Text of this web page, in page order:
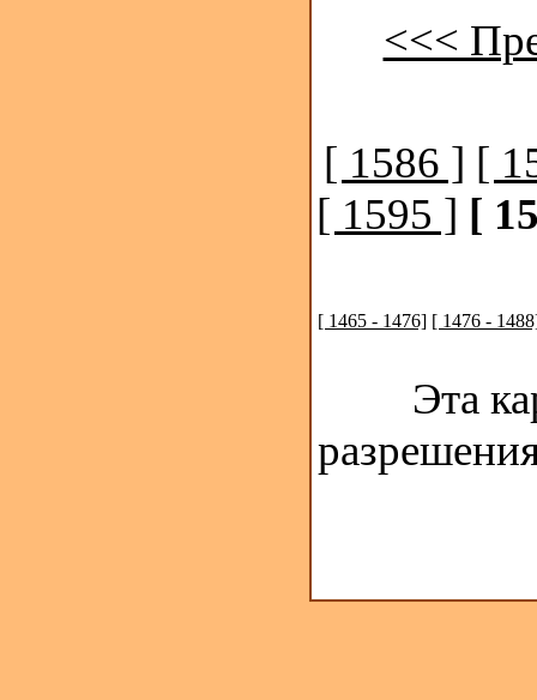
<<<
[ 1586 ] [
[ 1595 ] [
[ 1465 - 1476] [ 1476 -
Эта